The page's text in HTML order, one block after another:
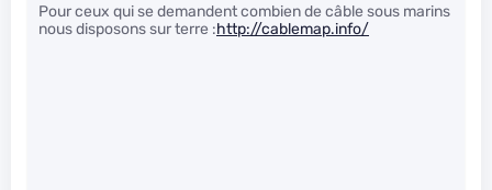
Pour ceux qui se demandent combien de câble sous marins
nous disposons sur terre :http://cablemap.info/